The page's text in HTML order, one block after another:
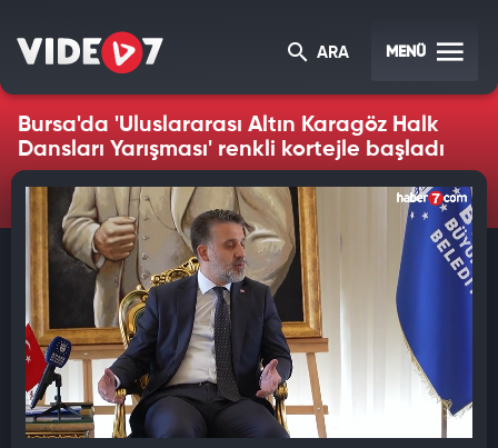
ARA MENÜ
Bursa'da 'Uluslararası Altın Karagöz Halk
Dansları Yarışması' renkli kortejle başladı